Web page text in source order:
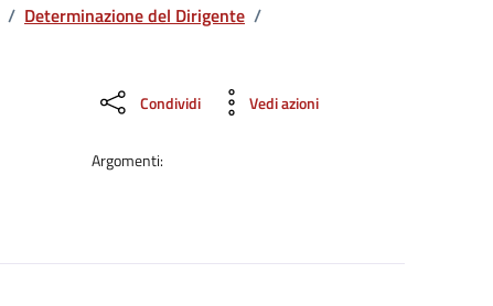
/ Determinazione del Dirigente /
Condividi Vedi azioni
Argomenti: